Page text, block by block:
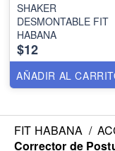
SHAKER
DESMONTABLE FIT
HABANA
$12
AÑADIR AL
FIT HABANA /
Corrector de